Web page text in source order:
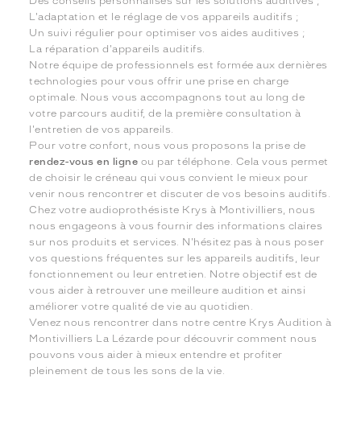
L'adaptation et le réglage de vos appareils auditifs ;
Un suivi régulier pour optimiser vos aides auditives ;
La réparation d'appareils auditifs.
Notre équipe de professionnels est formée aux dernières
technologies pour vous offrir une prise en charge
optimale. Nous vous accompagnons tout au long de
votre parcours auditif, de la première consultation à
l'entretien de vos appareils.
Pour votre confort, nous vous proposons la prise de
rendez-vous en ligne ou par téléphone. Cela vous permet
de choisir le créneau qui vous convient le mieux pour
venir nous rencontrer et discuter de vos besoins auditifs.
Chez votre audioprothésiste Krys à Montivilliers, nous
nous engageons à vous fournir des informations claires
sur nos produits et services. N'hésitez pas à nous poser
vos questions fréquentes sur les appareils auditifs, leur
fonctionnement ou leur entretien. Notre objectif est de
vous aider à retrouver une meilleure audition et ainsi
améliorer votre qualité de vie au quotidien.
Venez nous rencontrer dans notre centre Krys Audition à
Montivilliers La Lézarde pour découvrir comment nous
pouvons vous aider à mieux entendre et profiter
pleinement de tous les sons de la vie.